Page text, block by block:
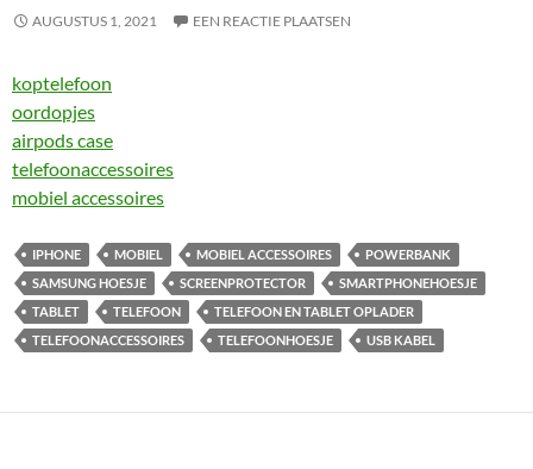
AUGUSTUS 1, 2021 EEN REACTIE PLAATSEN
koptelefoon
oordopjes
airpods case
telefoonaccessoires
mobiel accessoires
IPHONE MOBIEL MOBIEL ACCESSOIRES
POWERBANK
SAMSUNG HOESJE
SCREENPROTECTOR
SMARTPHONEHOESJE
TABLET
TELEFOON
TELEFOON EN TABLET OPLADER
TELEFOONACCESSOIRES
TELEFOONHOESJE USB KABEL